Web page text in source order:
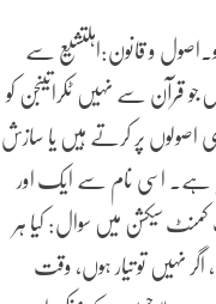
و قانون:اہلتشیع سے
قرآن سے نہیں ٹکراتیںجن کو
اصولوں پر کرتے ہیں یا سازش
ہے۔ اسی نام سے ایک اور
کمنٹ سیکشن میں سوال: کیا ہر
نہیں تو تیار ہوں، وقت